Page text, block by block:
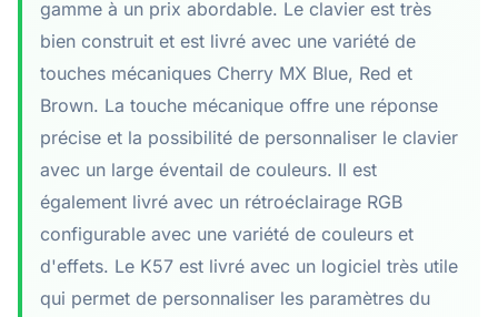
gamme à un prix abordable. Le clavier est très
bien construit et est livré avec une variété de
touches mécaniques Cherry MX Blue, Red et
Brown. La touche mécanique offre une réponse
précise et la possibilité de personnaliser le clavier
avec un large éventail de couleurs. Il est
également livré avec un rétroéclairage RGB
configurable avec une variété de couleurs et
d'effets. Le K57 est livré avec un logiciel très utile
qui permet de personnaliser les paramètres du